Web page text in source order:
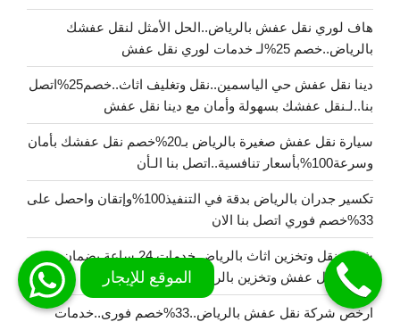
هاف لوري نقل عفش بالرياض..الحل الأمثل لنقل عفشك
بالرياض..خصم 25%لـ خدمات لوري نقل عفش
دينا نقل عفش حي الياسمين..نقل وتغليف اثاث..خصم25%اتصل
بنا..لـنقل عفشك بسهولة وأمان مع دينا نقل عفش
سيارة نقل عفش صغيرة بالرياض بـ20%خصم نقل عفشك بأمان
وسرعة100%بأسعار تنافسية..اتصل بنا الـأن
تكسير جدران بالرياض بدقة في التنفيذ100%وإتقان واحصل على
33%خصم فوري اتصل بنا الان
شركة نقل وتخزين اثاث بالرياض خدمات 24 ساعة بضمان
ارخص شركة نقل عفش بالرياض..33%خصم فورى..خدمات